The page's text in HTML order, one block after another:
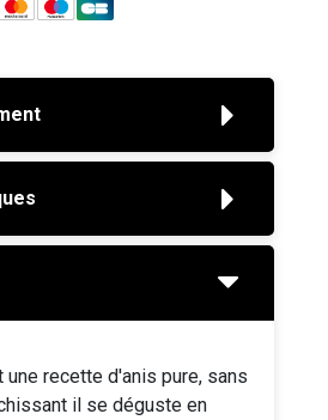
une recette d'anis pure, sans
il se déguste en